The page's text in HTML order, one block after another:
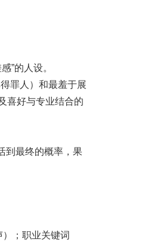
”的人设。
罪人）和最羞于展
喜好与专业结合的
到最终的概率，果
；职业关键词